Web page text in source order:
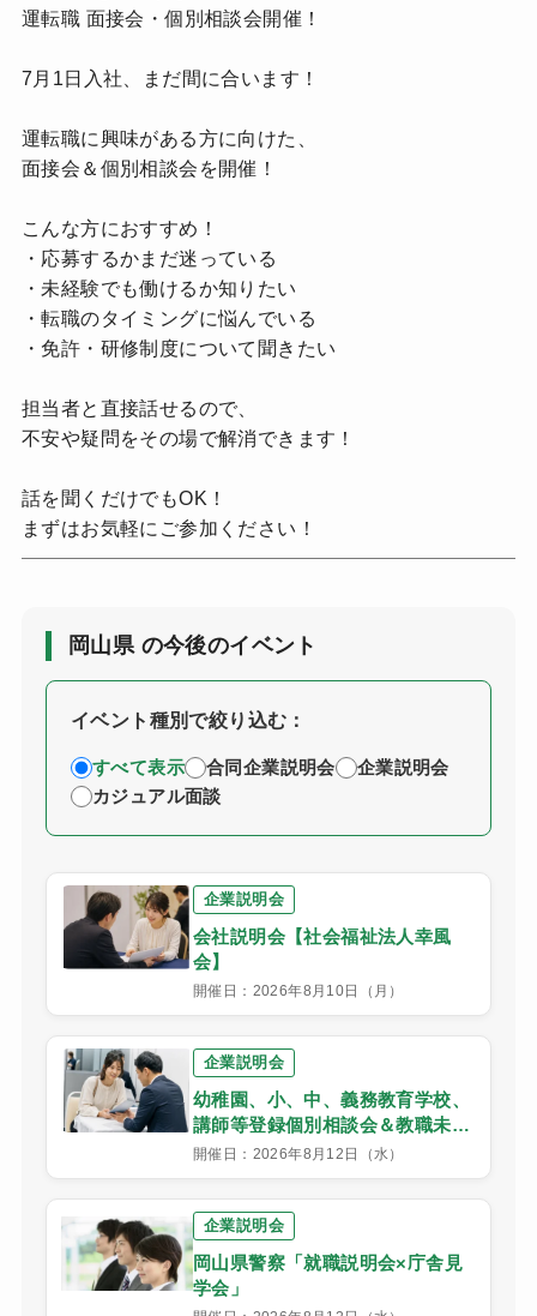
運転職 面接会・個別相談会開催！
7月1日入社、まだ間に合います！
運転職に興味がある方に向けた、
面接会＆個別相談会を開催！
こんな方におすすめ！
・応募するかまだ迷っている
・未経験でも働けるか知りたい
・転職のタイミングに悩んでいる
・免許・研修制度について聞きたい
担当者と直接話せるので、
不安や疑問をその場で解消できます！
話を聞くだけでもOK！
まずはお気軽にご参加ください！
岡山県 の今後のイベント
イベント種別で絞り込む：
すべて表示 合同企業説明会
企業説明会
カジュアル面談
企業説明会
会社説明会【社会福祉法人幸風
会】
開催日：2026年8月10日（月）
企業説明会
幼稚園、小、中、義務教育学校、
講師等登録個別相談会＆教職未経
験者（ペーパーティーチャー）個
別相談会
開催日：2026年8月12日（水）
企業説明会
岡山県警察「就職説明会×庁舎見
学会」